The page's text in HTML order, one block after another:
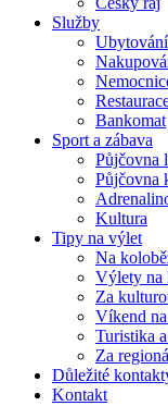
Služby
Ubytování
Bankomat
Sport a zábava
Půjčovna
Půjčovna
Kultura
Tipy na výlet
Na
Výlety na
Za
Víkend
Turistika
Za
Důležité
Kontakt